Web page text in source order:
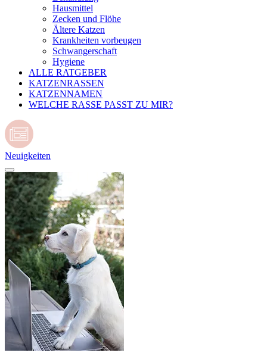
Hausmittel
Zecken und Flöhe
Ältere Katzen
Krankheiten vorbeugen
Schwangerschaft
Hygiene
ALLE RATGEBER
KATZENRASSEN
KATZENNAMEN
WELCHE RASSE PASST ZU MIR?
Neuigkeiten